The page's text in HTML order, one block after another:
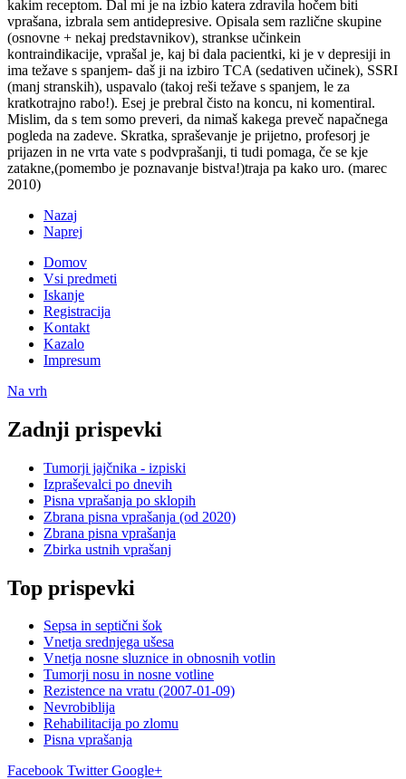
kakim receptom. Dal mi je na izbio katera zdravila hočem biti
vprašana, izbrala sem antidepresive. Opisala sem različne skupine
(osnovne + nekaj predstavnikov), strankse učinkein
kontraindikacije, vprašal je, kaj bi dala pacientki, ki je v depresiji in
ima težave s spanjem- daš ji na izbiro TCA (sedativen učinek), SSRI
(manj stranskih), uspavalo (takoj reši težave s spanjem, le za
kratkotrajno rabo!). Esej je prebral čisto na koncu, ni komentiral.
Mislim, da s tem somo preveri, da nimaš kakega preveč napačnega
pogleda na zadeve. Skratka, spraševanje je prijetno, profesorj je
prijazen in ne vrta vate s podvprašanji, ti tudi pomaga, če se kje
zatakne,(pomembo je poznavanje bistva!)traja pa kako uro. (marec
2010)
Nazaj
Naprej
Domov
Vsi predmeti
Iskanje
Registracija
Kontakt
Kazalo
Impresum
Na vrh
Zadnji prispevki
Tumorji jajčnika - izpiski
Izpraševalci po dnevih
Pisna vprašanja po sklopih
Zbrana pisna vprašanja (od 2020)
Zbrana pisna vprašanja
Zbirka ustnih vprašanj
Top prispevki
Sepsa in septični šok
Vnetja srednjega ušesa
Vnetja nosne sluznice in obnosnih votlin
Tumorji nosu in nosne votline
Rezistence na vratu (2007-01-09)
Nevrobiblija
Rehabilitacija po zlomu
Pisna vprašanja
Facebook Twitter Google+